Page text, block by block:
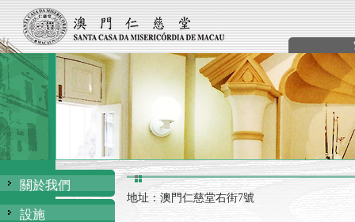
關於我們
設施
地址：澳門仁慈堂右街7號